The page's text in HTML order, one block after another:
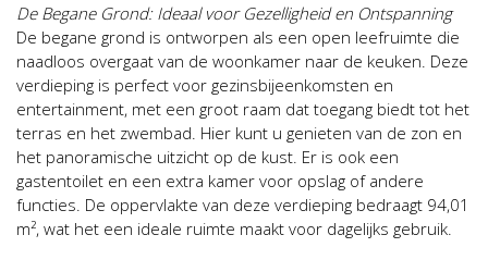
De Begane Grond: Ideaal voor Gezelligheid en Ontspanning
De begane grond is ontworpen als een open leefruimte die
naadloos overgaat van de woonkamer naar de keuken. Deze
verdieping is perfect voor gezinsbijeenkomsten en
entertainment, met een groot raam dat toegang biedt tot het
terras en het zwembad. Hier kunt u genieten van de zon en
het panoramische uitzicht op de kust. Er is ook een
gastentoilet en een extra kamer voor opslag of andere
functies. De oppervlakte van deze verdieping bedraagt 94,01
m², wat het een ideale ruimte maakt voor dagelijks gebruik.